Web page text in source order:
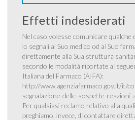
Effetti indesiderati
Nel caso volesse comunicare qualche
lo segnali al Suo medico od al Suo
direttamente alla Sua struttura
secondo le modalità riportate al
Italiana del Farmaco (AIFA):
http://www.agenziafarmaco.gov.it/it/
segnalazione-delle-sospette-
Per qualsiasi reclamo relativo alla
preghiamo, invece, di contattare